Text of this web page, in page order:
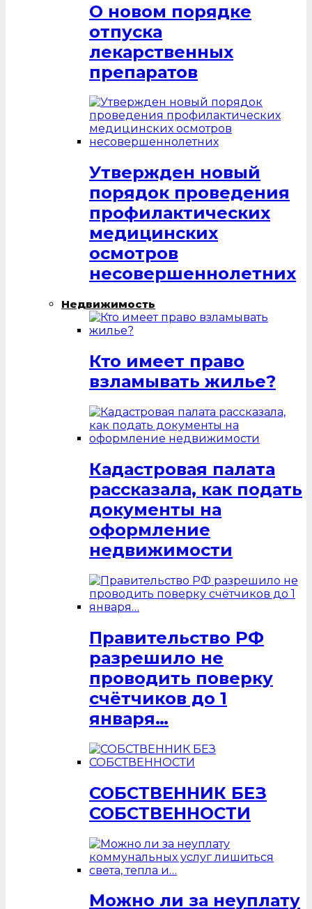
О новом порядке
отпуска
лекарственных
препаратов
Утвержден новый
порядок проведения
профилактических
медицинских
осмотров
несовершеннолетних
Недвижимость
Кто имеет право
взламывать жилье?
Кадастровая палата
рассказала, как подать
документы на
оформление
недвижимости
Правительство РФ
разрешило не
проводить поверку
счётчиков до 1
января…
СОБСТВЕННИК БЕЗ
СОБСТВЕННОСТИ
Можно ли за неуплату